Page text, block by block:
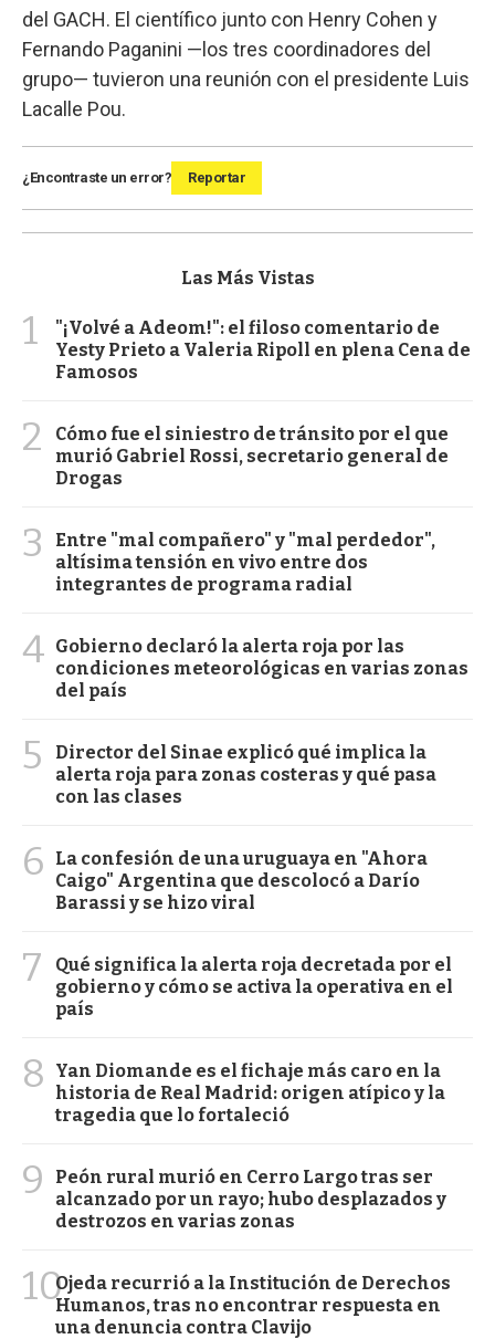
del GACH. El científico junto con Henry Cohen y
Fernando Paganini —los tres coordinadores del
grupo— tuvieron una reunión con el presidente Luis
Lacalle Pou.
¿Encontraste un error? Reportar
Las Más Vistas
1
"¡Volvé a Adeom!": el filoso comentario de
Yesty Prieto a Valeria Ripoll en plena Cena de
Famosos
2
Cómo fue el siniestro de tránsito por el que
murió Gabriel Rossi, secretario general de
Drogas
3
Entre "mal compañero" y "mal perdedor",
altísima tensión en vivo entre dos
integrantes de programa radial
4 Gobierno declaró la alerta roja por las
condiciones meteorológicas en varias zonas
del país
5
Director del Sinae explicó qué implica la
alerta roja para zonas costeras y qué pasa
con las clases
6
La confesión de una uruguaya en "Ahora
Caigo" Argentina que descolocó a Darío
Barassi y se hizo viral
7
Qué significa la alerta roja decretada por el
gobierno y cómo se activa la operativa en el
país
8
Yan Diomande es el fichaje más caro en la
historia de Real Madrid: origen atípico y la
tragedia que lo fortaleció
9
Peón rural murió en Cerro Largo tras ser
alcanzado por un rayo; hubo desplazados y
destrozos en varias zonas
10Ojeda recurrió a la Institución de Derechos
Humanos, tras no encontrar respuesta en
una denuncia contra Clavijo